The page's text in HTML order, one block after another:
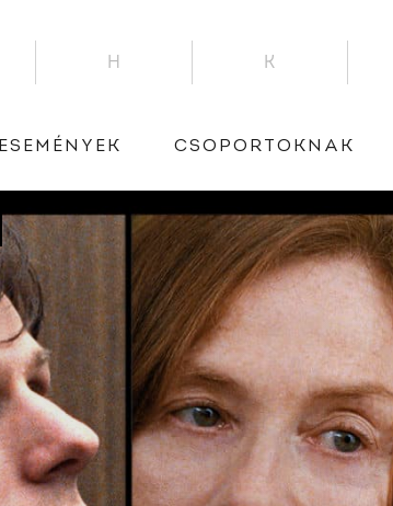
H K
ESEMÉNYEK CSOPORTOKNAK